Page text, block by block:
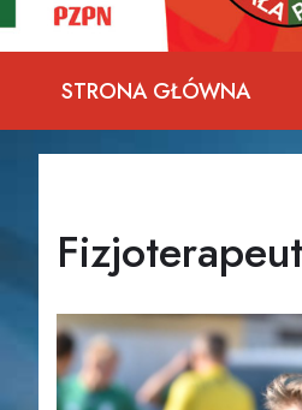
STRONA GŁÓWNA